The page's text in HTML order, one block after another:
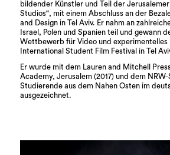
bildender Künstler und Teil der
Studios“, mit einem Abschluss an der
and Design in Tel Aviv. Er nahm an
Israel, Polen und Spanien teil und gewann
Wettbewerb für Video und experimentelles
International Student Film Festival in Tel
Er wurde mit dem Lauren and Mitchell
Academy, Jerusalem (2017) und dem
Studierende aus dem Nahen Osten im deutschen
ausgezeichnet.